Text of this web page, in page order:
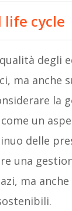
life cycle
degli
ma anche
la
un
delle
una
ma